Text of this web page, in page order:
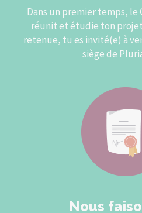
Dans un premier temps, le
réunit et étudie ton
retenue, tu es invité(e) à
siège de
Nous